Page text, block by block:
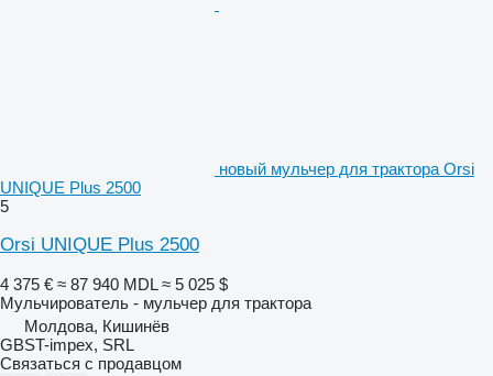
новый мульчер для трактора Orsi
UNIQUE Plus 2500
5
Orsi UNIQUE Plus 2500
4 375 € ≈ 87 940 MDL ≈ 5 025 $
Мульчирователь - мульчер для трактора
Молдова, Кишинёв
GBST-impex, SRL
Связаться с продавцом